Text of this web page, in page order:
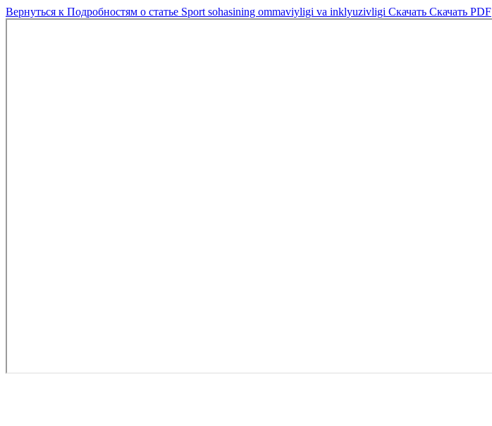
Вернуться к Подробностям о статье Sport sohasining ommaviyligi va inklyuzivligi Скачать Скачать PDF